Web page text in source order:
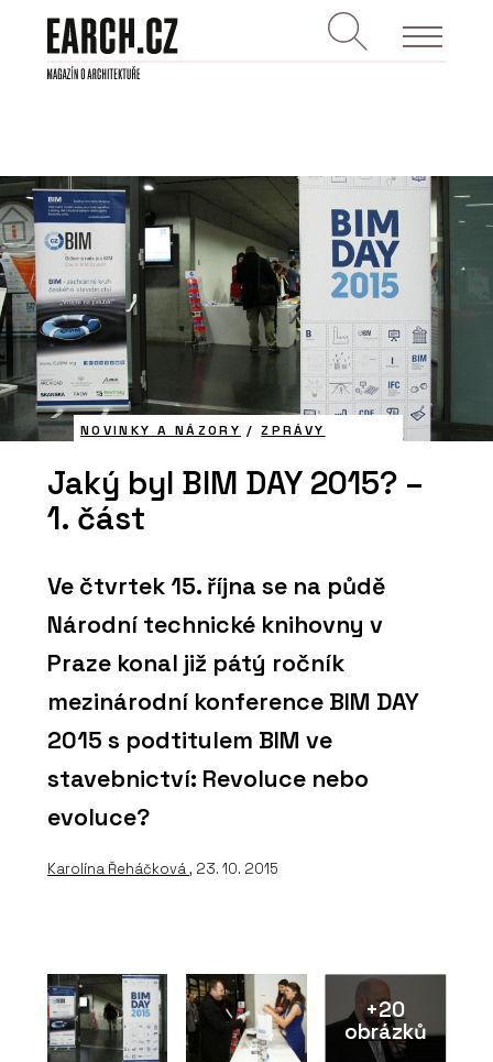
NOVINKY A NÁZORY /ZPRÁVY
Jaký byl BIM DAY 2015? –
1. část
Ve čtvrtek 15. října se na půdě
Národní technické knihovny v
Praze konal již pátý ročník
mezinárodní konference BIM DAY
2015 s podtitulem BIM ve
stavebnictví: Revoluce nebo
evoluce?
Karolína Řeháčková, 23. 10. 2015
+20
obrázků